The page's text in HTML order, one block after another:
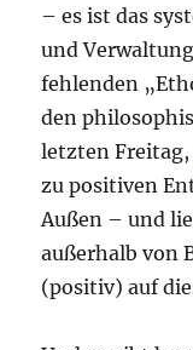
– es ist das
und
fehlenden
den
letzten
zu positiven
Außen – und
außerhalb von
(positiv) auf